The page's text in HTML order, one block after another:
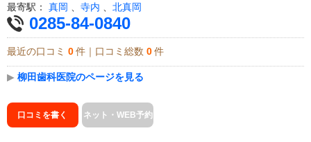
最寄駅： 真岡 寺内 北真岡
0285-84-0840
最近の口コミ 0 件｜口コミ総数 0 件
▶ 柳田歯科医院のページを見る
口コミを書く ネット・WEB予約